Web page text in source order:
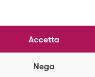
Accetta
Nega